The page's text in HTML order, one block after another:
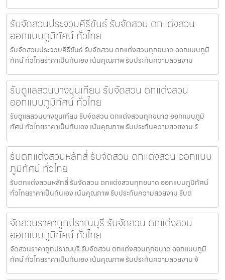
รับจัดสวนประจวบคีรีขันธ์ รับจัดสวน ตกแต่งสวน
ออกแบบภูมิทัศน์ ทั่วไทย
รับจัดสวนประจวบคีรีขันธ์ รับจัดสวน ตกแต่งสวนทุกขนาด ออกแบบภูมิ
ทัศน์ ทั่วไทยราคาเป็นกันเอง เน้นคุณภาพ รับประกันความสวยงาม
รับดูแลสวนบางขุนเทียน รับจัดสวน ตกแต่งสวน
ออกแบบภูมิทัศน์ ทั่วไทย
รับดูแลสวนบางขุนเทียน รับจัดสวน ตกแต่งสวนทุกขนาด ออกแบบภูมิ
ทัศน์ ทั่วไทยราคาเป็นกันเอง เน้นคุณภาพ รับประกันความสวยงาม รั
รับตกแต่งสวนหลักสี่ รับจัดสวน ตกแต่งสวน ออกแบบ
ภูมิทัศน์ ทั่วไทย
รับตกแต่งสวนหลักสี่ รับจัดสวน ตกแต่งสวนทุกขนาด ออกแบบภูมิทัศน์
ทั่วไทยราคาเป็นกันเอง เน้นคุณภาพ รับประกันความสวยงาม รับต
จัดสวนราคาถูกปราณบุรี รับจัดสวน ตกแต่งสวน
ออกแบบภูมิทัศน์ ทั่วไทย
จัดสวนราคาถูกปราณบุรี รับจัดสวน ตกแต่งสวนทุกขนาด ออกแบบภูมิ
ทัศน์ ทั่วไทยราคาเป็นกันเอง เน้นคุณภาพ รับประกันความสวยงาม จั